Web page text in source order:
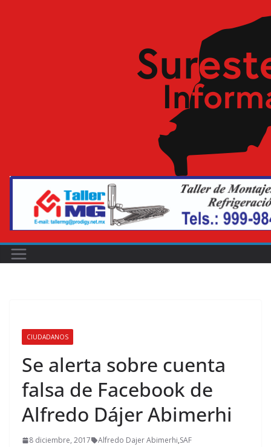
CIUDADANOS
Se alerta sobre cuenta
falsa de Facebook de
Alfredo Dájer Abimerhi
8 diciembre, 2017 Alfredo Dajer Abimerhi,SAF